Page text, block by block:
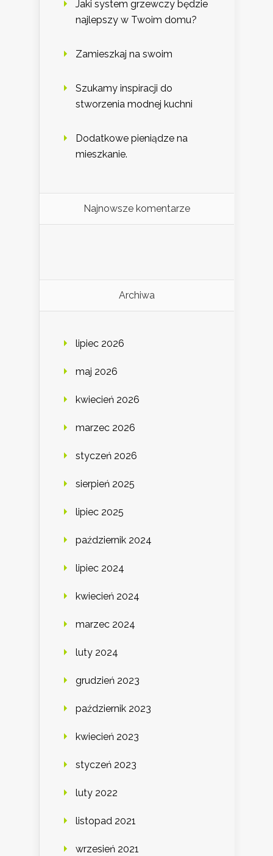
Jaki system grzewczy będzie
najlepszy w Twoim domu?
Zamieszkaj na swoim
Szukamy inspiracji do
stworzenia modnej kuchni
Dodatkowe pieniądze na
mieszkanie.
Najnowsze komentarze
Archiwa
lipiec 2026
maj 2026
kwiecień 2026
marzec 2026
styczeń 2026
sierpień 2025
lipiec 2025
październik 2024
lipiec 2024
kwiecień 2024
marzec 2024
luty 2024
grudzień 2023
październik 2023
kwiecień 2023
styczeń 2023
luty 2022
listopad 2021
wrzesień 2021